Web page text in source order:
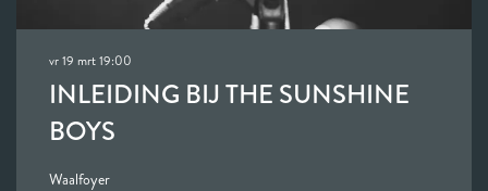
INLEIDING BIJ THE SUNSHINE
BOYS
vr 19 mrt19:00
Waalfoyer